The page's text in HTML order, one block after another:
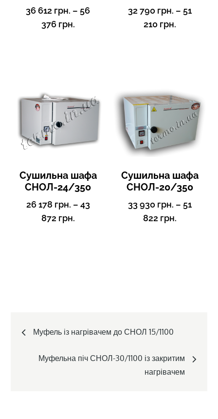
36 612 грн. – 56
376 грн.
32 790 грн. – 51
210 грн.
Сушильна шафа
СНОЛ-24/350
26 178 грн. – 43
872 грн.
Сушильна шафа
СНОЛ-20/350
33 930 грн. – 51
822 грн.
Муфель із нагрівачем до СНОЛ 15/1100
Муфельна піч СНОЛ-30/1100 із закритим
нагрівачем